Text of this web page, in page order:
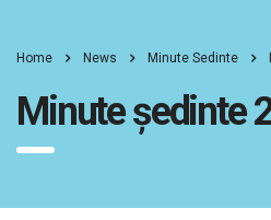
Home News Minute Sedinte
Minute ședinte